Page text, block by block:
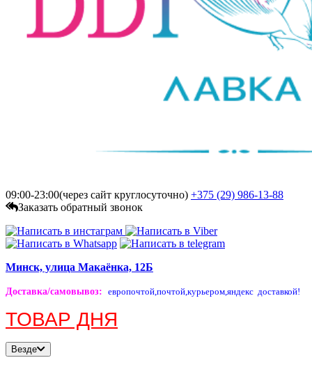
09:00-23:00(через сайт круглосуточно) +375 (29) 986-13-88
Заказать обратный звонок
Минск, улица Макаёнка, 12Б
Доставка/самовывоз: европочтой,почтой,курьером,яндекс доставкой!
ТОВАР ДНЯ
Везде